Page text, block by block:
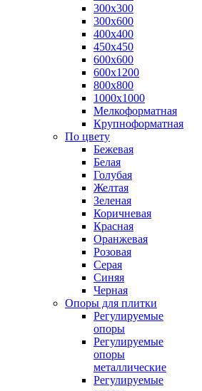
300х300
300х600
400х400
450х450
600х600
600х1200
800х800
1000х1000
Мелкоформатная
Крупноформатная
По цвету
Бежевая
Белая
Голубая
Желтая
Зеленая
Коричневая
Красная
Оранжевая
Розовая
Серая
Синяя
Черная
Опоры для плитки
Регулируемые
опоры
Регулируемые
опоры
металлические
Регулируемые